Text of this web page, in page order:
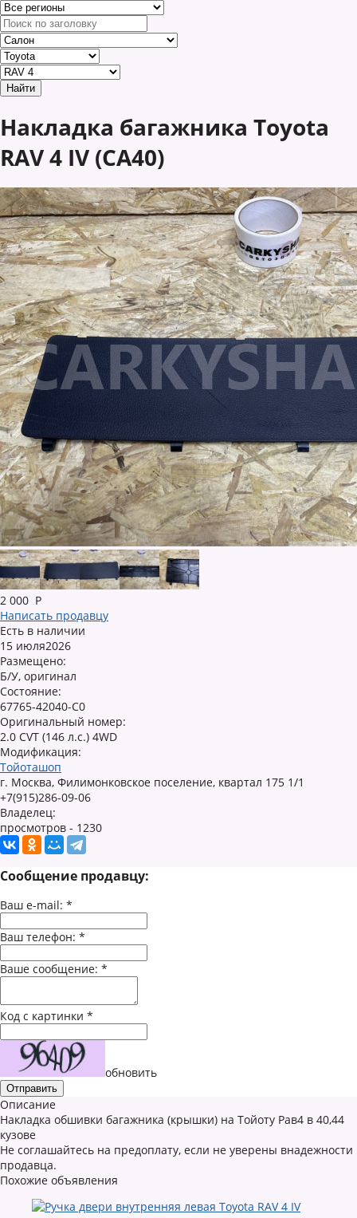
Накладка багажника Toyota
RAV 4 IV (CA40)
2 000 Р
Написать продавцу
Есть в наличии
15 июля2026
Размещено:
Б/У, оригинал
Состояние:
67765-42040-C0
Оригинальный номер:
2.0 CVT (146 л.с.) 4WD
Модификация:
Тойоташоп
г. Москва, Филимонковское поселение, квартал 175 1/1
+7(915)286-09-06
Владелец:
просмотров - 1230
Сообщение продавцу:
Ваш e-mail: *
Ваш телефон: *
Ваше сообщение: *
Код с картинки *
обновить
Описание
Накладка обшивки багажника (крышки) на Тойоту Рав4 в 40,44
кузове
Не соглашайтесь на предоплату, если не уверены внадежности
продавца.
Похожие объявления